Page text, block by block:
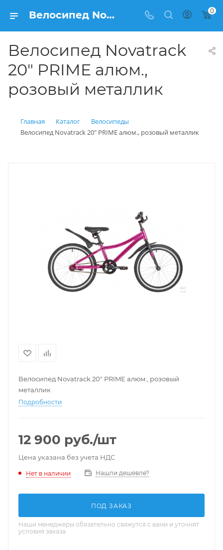
Велосипед Novatrack 20" PRIME алюм., розовый металлик купить: цена 12 900 рублей в Балашихе | Интернет магазин Вело150 0
Велосипед Novatrack
20" PRIME алюм.,
розовый металлик
Главная Каталог
Велосипеды
Велосипед Novatrack 20" PRIME алюм., розовый металлик
Велосипед Novatrack 20" PRIME алюм., розовый
металлик
Подробности
12 900 руб./шт
Цена указана без учета НДС
Нет в наличии Нашли дешевле?
ПОД ЗАКАЗ
Наши менеджеры обязательно свяжутся с вами и уточнят
условия заказа